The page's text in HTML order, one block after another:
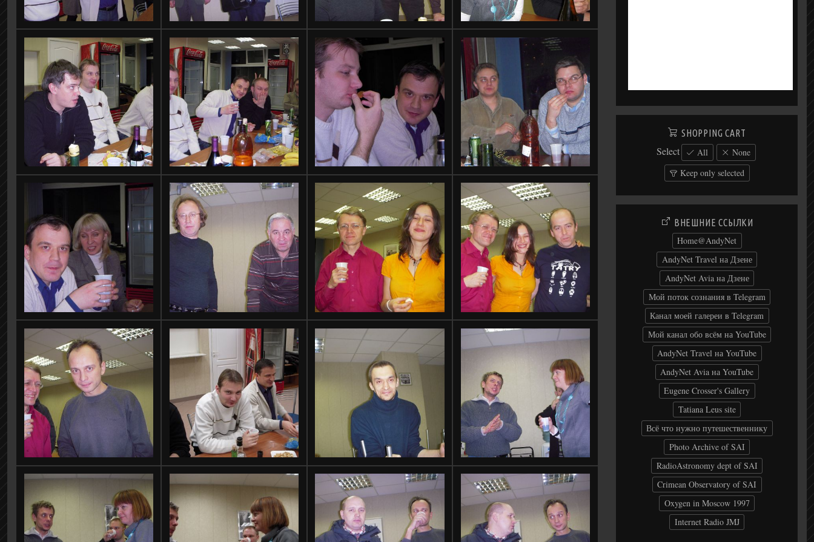
SHOPPING CART
Select All
None
Keep only selected
ВНЕШНИЕ ССЫЛКИ
Home@AndyNet
AndyNet Travel на Дзене
AndyNet Avia на Дзене
Мой поток сознания в Telegram
Канал моей галереи в Telegram
Мой канал обо всём на YouTube
AndyNet Travel на YouTube
AndyNet Avia на YouTube
Eugene Crosser's Gallery
Tatiana Leus site
Всё что нужно путешественнику
Photo Archive of SAI
RadioAstronomy dept of SAI
Crimean Observatory of SAI
Oxygen in Moscow 1997
Internet Radio JMJ